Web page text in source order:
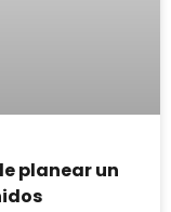
planear un